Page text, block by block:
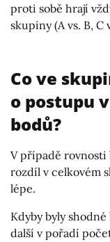
proti sobě hrají
skupiny (A vs. B, C
Co ve
o postupu
bodů?
V případě
rozdíl v celkovém
lépe.
Kdyby byly
další v pořadí